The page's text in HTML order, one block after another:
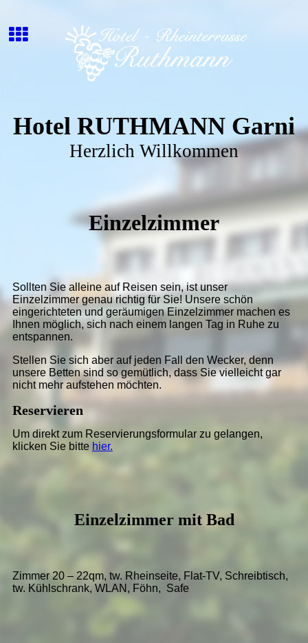
Hotel RUTHMANN Garni
Herzlich Willkommen
Einzelzimmer
Sollten Sie alleine auf Reisen sein, ist unser
Einzelzimmer genau richtig für Sie! Unsere schön
eingerichteten und geräumigen Einzelzimmer machen es
Ihnen möglich, sich nach einem langen Tag in Ruhe zu
entspannen.
Stellen Sie sich aber auf jeden Fall den Wecker, denn
unsere Betten sind so gemütlich, dass Sie vielleicht gar
nicht mehr aufstehen möchten.
Reservieren
Um direkt zum Reservierungsformular zu gelangen,
klicken Sie bitte hier.
Einzelzimmer mit Bad
Zimmer 20 – 22qm, tw. Rheinseite, Flat-TV, Schreibtisch,
tw. Kühlschrank, WLAN, Föhn, Safe